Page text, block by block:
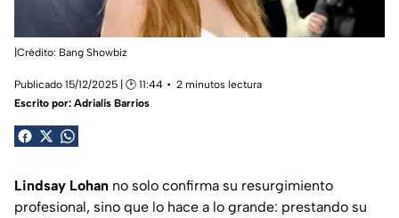
|Crédito: Bang Showbiz
Publicado 15/12/2025 | 🕑 11:44
2 minutos lectura
Escrito por: Adrialis Barrios
Lindsay Lohan no solo confirma su resurgimiento
profesional, sino que lo hace a lo grande: prestando su